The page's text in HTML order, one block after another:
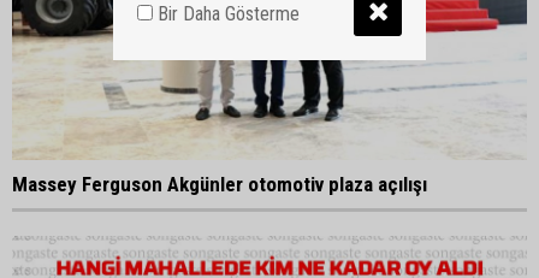
Massey Ferguson Akgünler otomotiv plaza açılışı
Bir Daha Gösterme